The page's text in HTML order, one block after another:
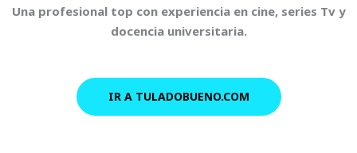
Una profesional top con experiencia en cine, series Tv y
docencia universitaria.
IR A TULADOBUENO.COM